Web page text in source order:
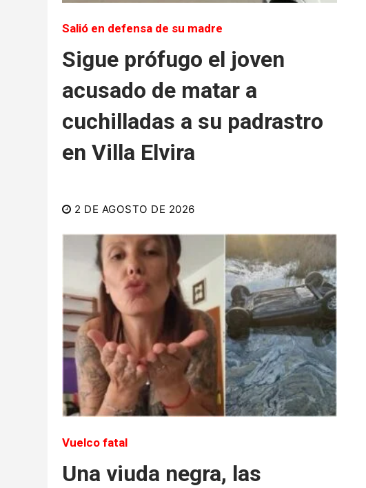
Salió en defensa de su madre
Sigue prófugo el joven
acusado de matar a
cuchilladas a su padrastro
en Villa Elvira
2 DE AGOSTO DE 2026
Vuelco fatal
Una viuda negra, las